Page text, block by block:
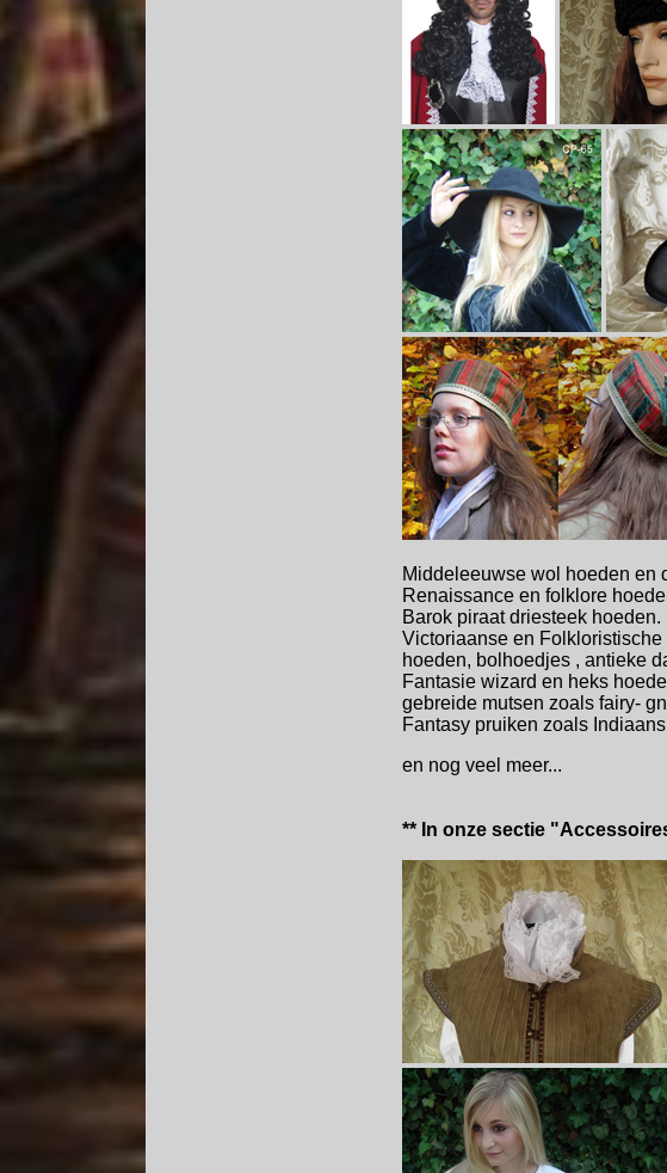
Middeleeuwse wol hoeden en
Renaissance en folklore
Barok piraat driesteek hoeden.
Victoriaanse en
hoeden, bolhoedjes , antieke
Fantasie wizard en heks
gebreide mutsen zoals fairy-
Fantasy pruiken zoals
en nog veel meer...
** In onze sectie